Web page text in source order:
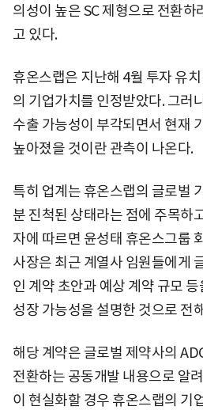
의성이 높은 SC 제형으로 전환하
고 있다.
휴온스랩은 지난해 4월 투자 유
의 기업가치를 인정받았다. 그러
수출 가능성이 부각되면서 현재
높아졌을 것이란 관측이 나온다.
특히 업계는 휴온스랩의 글로벌
분 진척된 상태라는 점에 주목하
자에 따르면 윤성태 휴온스그룹
사장은 최근 계열사 임원들에게
인 계약 초안과 예상 계약 규모
성장 가능성을 설명한 것으로 전
해당 계약은 글로벌 제약사의
전환하는 공동개발 내용으로 알
이 현실화할 경우 휴온스랩의 기